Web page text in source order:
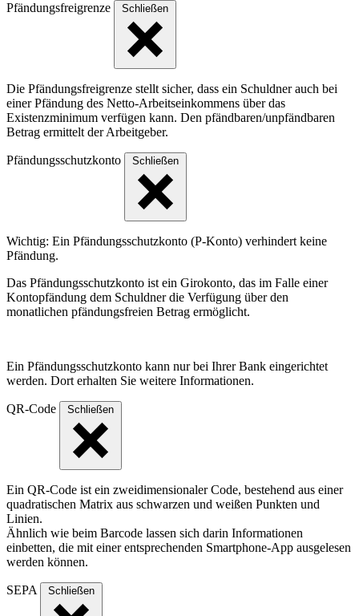
Pfändungsfreigrenze Schließen
Die Pfändungsfreigrenze stellt sicher, dass ein Schuldner auch bei
einer Pfändung des Netto-Arbeitseinkommens über das
Existenzminimum verfügen kann. Den pfändbaren/unpfändbaren
Betrag ermittelt der Arbeitgeber.
Pfändungsschutzkonto Schließen
Wichtig: Ein Pfändungsschutzkonto (P-Konto) verhindert keine
Pfändung.
Das Pfändungsschutzkonto ist ein Girokonto, das im Falle einer
Kontopfändung dem Schuldner die Verfügung über den
monatlichen pfändungsfreien Betrag ermöglicht.
Ein Pfändungsschutzkonto kann nur bei Ihrer Bank eingerichtet
werden. Dort erhalten Sie weitere Informationen.
QR-Code Schließen
Ein QR-Code ist ein zweidimensionaler Code, bestehend aus einer
quadratischen Matrix aus schwarzen und weißen Punkten und
Linien.
Ähnlich wie beim Barcode lassen sich darin Informationen
einbetten, die mit einer entsprechenden Smartphone-App ausgelesen
werden können.
SEPA Schließen